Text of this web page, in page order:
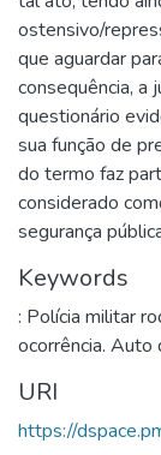
ostensivo/
que aguardar
consequência, a
questionário
sua função de
do termo faz
considerado
segurança
Keywords
: Polícia militar
ocorrência. Auto
URI
https://